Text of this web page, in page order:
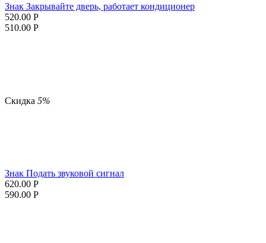
Знак Закрывайте дверь, работает кондиционер
520.00 Р
510.00 Р
Скидка 5%
Знак Подать звуковой сигнал
620.00 Р
590.00 Р